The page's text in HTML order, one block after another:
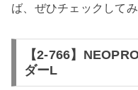
ば、ぜひチェックしてみ
【2-766】
ダーL